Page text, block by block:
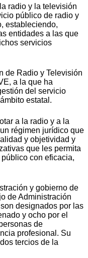
radio y la televisión
público de radio y
estableciendo,
entidades a las que
servicios
de Radio y Televisión
a la que ha
del servicio
estatal.
a la radio y a la
régimen jurídico que
y objetividad y
que les permita
con eficacia,
y gobierno de
de Administración
designados por las
y ocho por el
de
profesional. Su
tercios de la